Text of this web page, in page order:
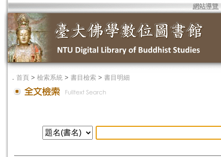
網站導覽
． 首頁 > 檢索系統 > 書目檢索 > 書目明細